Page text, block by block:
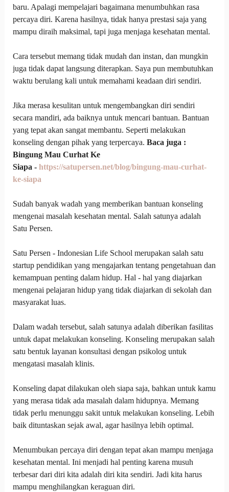
baru. Apalagi mempelajari bagaimana menumbuhkan rasa
percaya diri. Karena hasilnya, tidak hanya prestasi saja yang
mampu diraih maksimal, tapi juga menjaga kesehatan mental.
Cara tersebut memang tidak mudah dan instan, dan mungkin
juga tidak dapat langsung diterapkan. Saya pun membutuhkan
waktu berulang kali untuk memahami keadaan diri sendiri.
Jika merasa kesulitan untuk mengembangkan diri sendiri
secara mandiri, ada baiknya untuk mencari bantuan. Bantuan
yang tepat akan sangat membantu. Seperti melakukan
konseling dengan pihak yang terpercaya. Baca juga :
Bingung Mau Curhat Ke
Siapa - https://satupersen.net/blog/bingung-mau-curhat-
ke-siapa
Sudah banyak wadah yang memberikan bantuan konseling
mengenai masalah kesehatan mental. Salah satunya adalah
Satu Persen.
Satu Persen - Indonesian Life School merupakan salah satu
startup pendidikan yang mengajarkan tentang pengetahuan dan
kemampuan penting dalam hidup. Hal - hal yang diajarkan
mengenai pelajaran hidup yang tidak diajarkan di sekolah dan
masyarakat luas.
Dalam wadah tersebut, salah satunya adalah diberikan fasilitas
untuk dapat melakukan konseling. Konseling merupakan salah
satu bentuk layanan konsultasi dengan psikolog untuk
mengatasi masalah klinis.
Konseling dapat dilakukan oleh siapa saja, bahkan untuk kamu
yang merasa tidak ada masalah dalam hidupnya. Memang
tidak perlu menunggu sakit untuk melakukan konseling. Lebih
baik dituntaskan sejak awal, agar hasilnya lebih optimal.
Menumbukan percaya diri dengan tepat akan mampu menjaga
kesehatan mental. Ini menjadi hal penting karena musuh
terbesar dari diri kita adalah diri kita sendiri. Jadi kita harus
mampu menghilangkan keraguan diri.